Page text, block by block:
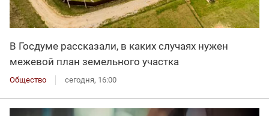
В Госдуме рассказали, в каких случаях нужен
межевой план земельного участка
Общество сегодня, 16:00